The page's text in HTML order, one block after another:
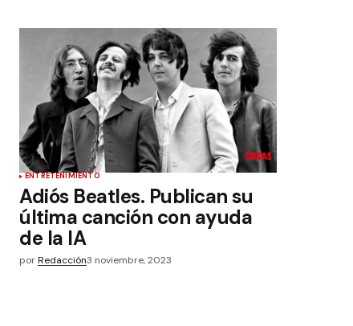
ENTRETENIMIENTO
Adiós Beatles. Publican su
última canción con ayuda
de la IA
porRedacción3 noviembre, 2023